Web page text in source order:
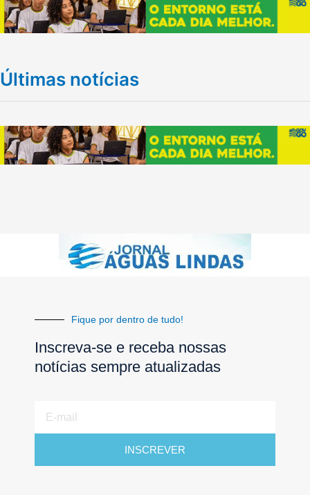
Últimas notícias
Fique por dentro de tudo!
Inscreva-se e receba nossas
notícias sempre atualizadas
mail
INSCREVER